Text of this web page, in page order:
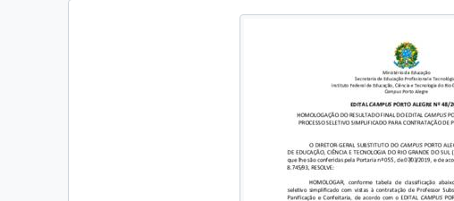
[Séries] Ordens de serviço
[Subfundos] Diretoria de Gestão de Pessoas
[Subfundos] Diretoria de Pesquisa, Pós-
[Subfundos] Núcleo de Memória